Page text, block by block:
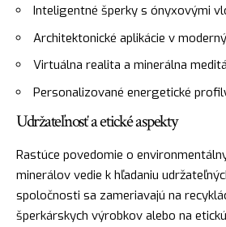
Inteligentné šperky s ónyxovými
Architektonické aplikácie v
Virtuálna realita a minerálna
Personalizované energetické
Udržateľnosť a etické aspekty
Rastúce povedomie o
minerálov vedie k hľadaniu
spoločnosti sa zameriavajú na
šperkárskych výrobkov alebo na